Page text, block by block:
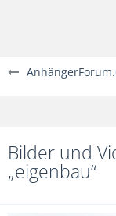
Bilder und
„eigenbau“